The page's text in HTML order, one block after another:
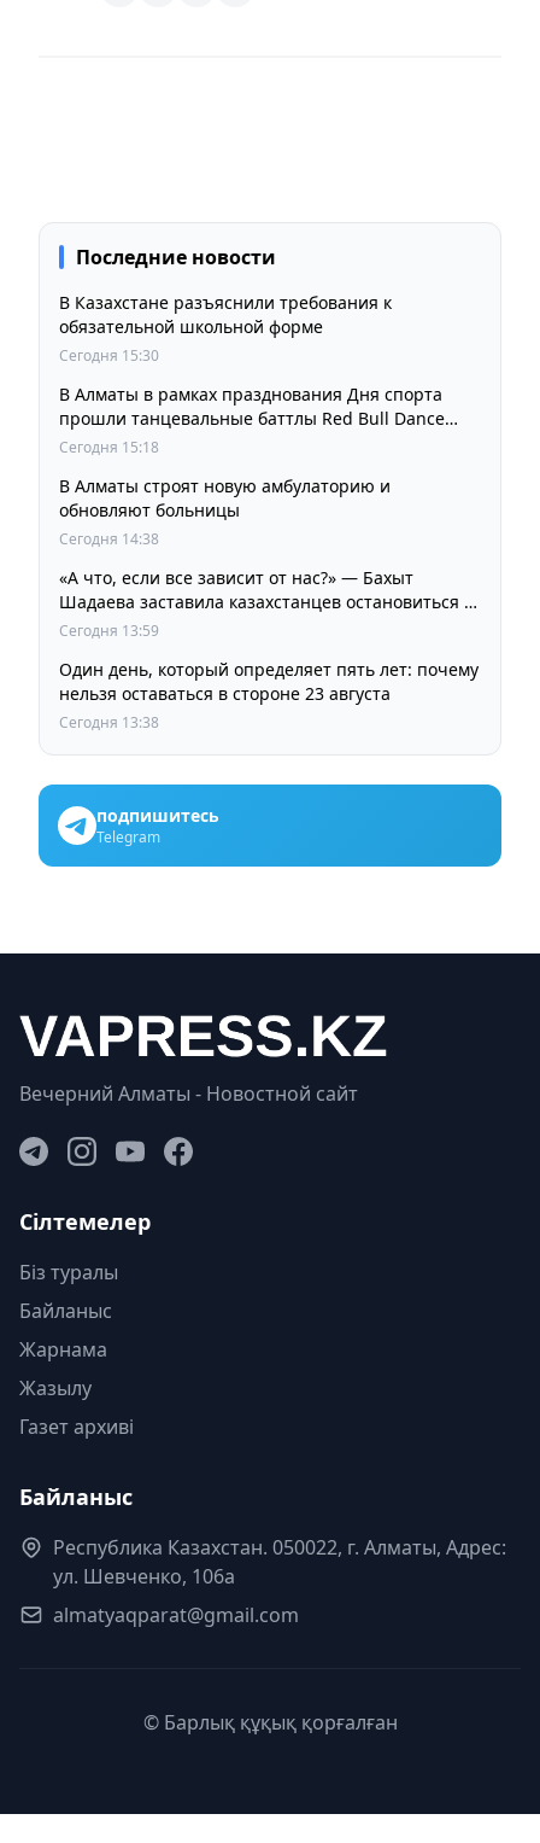
Последние новости
В Казахстане разъяснили требования к
обязательной школьной форме
Сегодня 15:30
В Алматы в рамках празднования Дня спорта
прошли танцевальные баттлы Red Bull Dance
Your Style
Сегодня 15:18
В Алматы строят новую амбулаторию и
обновляют больницы
Сегодня 14:38
«А что, если все зависит от нас?» — Бахыт
Шадаева заставила казахстанцев остановиться и
задуматься
Сегодня 13:59
Один день, который определяет пять лет: почему
нельзя оставаться в стороне 23 августа
Сегодня 13:38
подпишитесь
Telegram
Вечерний Алматы - Новостной сайт
Сілтемелер
Біз туралы
Байланыс
Жарнама
Жазылу
Газет архиві
Байланыс
Республика Казахстан. 050022, г. Алматы, Адрес:
ул. Шевченко, 106а
almatyaqparat@gmail.com
© Барлық құқық қорғалған